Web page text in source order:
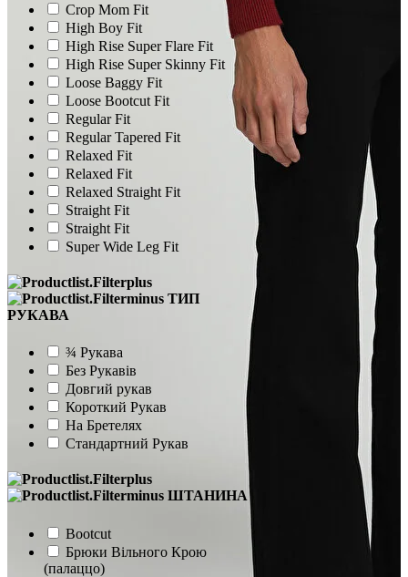
Crop Mom Fit
High Boy Fit
High Rise Super Flare Fit
High Rise Super Skinny Fit
Loose Baggy Fit
Loose Bootcut Fit
Regular Fit
Regular Tapered Fit
Relaxed Fit
Relaxed Fit
Relaxed Straight Fit
Straight Fit
Straight Fit
Super Wide Leg Fit
ТИП
РУКАВА
¾ Рукава
Без Рукавів
Довгий рукав
Короткий Рукав
На Бретелях
Стандартний Рукав
ШТАНИНА
Bootcut
Брюки Вільного Крою
(палаццо)